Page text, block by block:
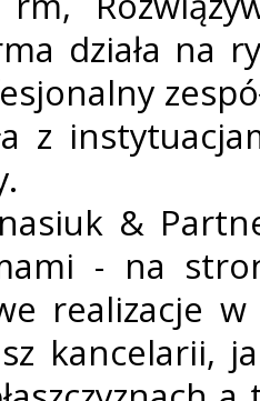
działa
z
&
- na
realizacje
kancelarii,